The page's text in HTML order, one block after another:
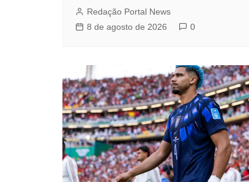
Redação Portal News
8 de agosto de 2026
0